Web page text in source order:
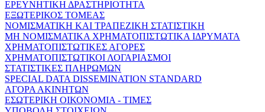
ΕΡΕΥΝΗΤΙΚΗ ΔΡΑΣΤΗΡΙΟΤΗΤΑ
ΕΞΩΤΕΡΙΚΟΣ ΤΟΜΕΑΣ
ΝΟΜΙΣΜΑΤΙΚΗ ΚΑΙ ΤΡΑΠΕΖΙΚΗ ΣΤΑΤΙΣΤΙΚΗ
ΜΗ ΝΟΜΙΣΜΑΤΙΚΑ ΧΡΗΜΑΤΟΠΙΣΤΩΤΙΚΑ ΙΔΡΥΜΑΤΑ
ΧΡΗΜΑΤΟΠΙΣΤΩΤΙΚΕΣ ΑΓΟΡΕΣ
ΧΡΗΜΑΤΟΠΙΣΤΩΤΙΚΟΙ ΛΟΓΑΡΙΑΣΜΟΙ
ΣΤΑΤΙΣΤΙΚΕΣ ΠΛΗΡΩΜΩΝ
SPECIAL DATA DISSEMINATION STANDARD
ΑΓΟΡΑ ΑΚΙΝΗΤΩΝ
ΕΣΩΤΕΡΙΚΗ ΟΙΚΟΝΟΜΙΑ - ΤΙΜΕΣ